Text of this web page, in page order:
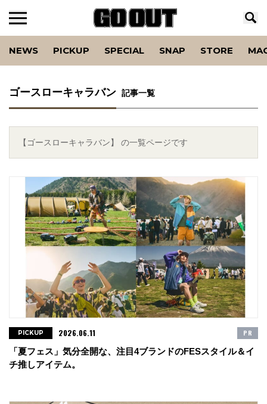
NEWS PICKUP SPECIAL SNAP STORE
ゴースローキャラバン 記事一覧
【ゴースローキャラバン】 の一覧ページです
「夏フェス」気分全開な、注目4ブランドのFESスタイル＆イ
チ推しアイテム。
PICKUP 2026.06.11 PR